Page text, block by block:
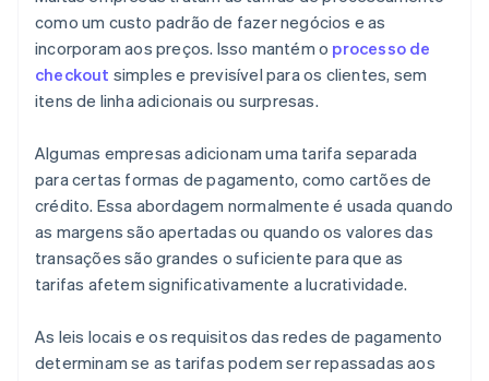
como um custo padrão de fazer negócios e as
incorporam aos preços. Isso mantém o processo de
checkout simples e previsível para os clientes, sem
itens de linha adicionais ou surpresas.
Algumas empresas adicionam uma tarifa separada
para certas formas de pagamento, como cartões de
crédito. Essa abordagem normalmente é usada quando
as margens são apertadas ou quando os valores das
transações são grandes o suficiente para que as
tarifas afetem significativamente a lucratividade.
As leis locais e os requisitos das redes de pagamento
determinam se as tarifas podem ser repassadas aos